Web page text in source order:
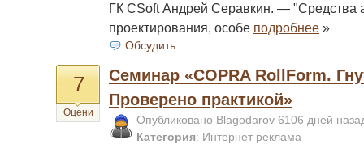
ГК CSoft Андрей Серавкин. — "Средства
проектирования, особе подробнее »
Обсудить
7
Оцени
Семинар «COPRA RollForm.
Проверено практикой»
Опубликовано Blagodarov 6106 дней
Категория: Интернет реклама